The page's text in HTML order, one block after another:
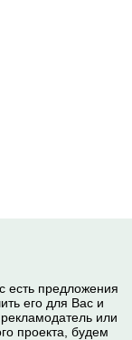
есть предложения
его для Вас и
или
проекта, будем